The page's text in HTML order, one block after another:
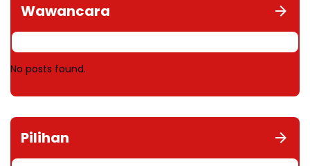
Wawancara
No posts found.
Pilihan